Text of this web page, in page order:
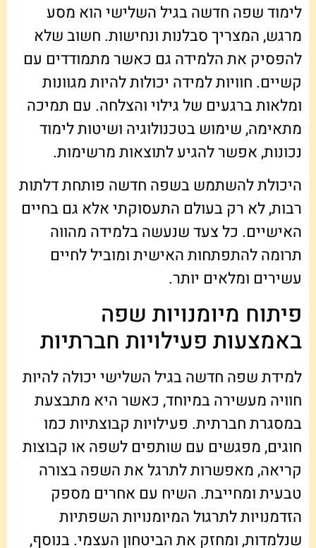
לימוד שפה חדשה בגיל השלישי הוא מסע
מרגש, המצריך סבלנות ונחישות. חשוב שלא
להפסיק את הלמידה גם כאשר מתמודדים עם
קשיים. חוויות למידה יכולות להיות מגוונות
ומלאות ברגעים של גילוי והצלחה. עם תמיכה
מתאימה, שימוש בטכנולוגיה ושיטות לימוד
נכונות, אפשר להגיע לתוצאות מרשימות.
היכולת להשתמש בשפה חדשה פותחת דלתות
רבות, לא רק בעולם התעסוקתי אלא גם בחיים
האישיים. כל צעד שנעשה בלמידה מהווה
תרומה להתפתחות האישית ומוביל לחיים
עשירים ומלאים יותר.
פיתוח מיומנויות שפה
באמצעות פעילויות חברתיות
למידת שפה חדשה בגיל השלישי יכולה להיות
חוויה מעשירה במיוחד, כאשר היא מתבצעת
במסגרת חברתית. פעילויות קבוצתיות כמו
חוגים, מפגשים עם שותפים לשפה או קבוצות
קריאה, מאפשרות לתרגל את השפה בצורה
טבעית ומחייבת. השיח עם אחרים מספק
הזדמנויות לתרגול המיומנויות השפתיות
שנלמדות, ומחזק את הביטחון העצמי. בנוסף,